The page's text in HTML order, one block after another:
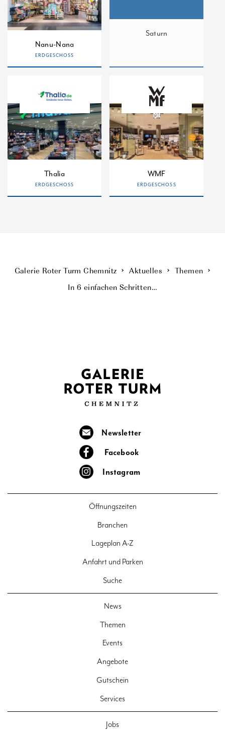
Nanu-Nana
ERDGESCHOSS
Saturn
Thalia
ERDGESCHOSS
WMF
ERDGESCHOSS
Galerie Roter Turm Chemnitz Aktuelles
Themen
In 6 einfachen Schritten…
Newsletter
Facebook
Instagram
Öffnungszeiten
Branchen
Lageplan A-Z
Anfahrt und Parken
Suche
News
Themen
Events
Angebote
Gutschein
Services
Jobs